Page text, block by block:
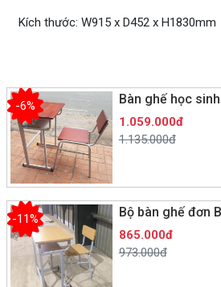
Kích thước: W915 x D452 x H1830mm
Bàn ghế học
-6%
1.059.000đ
1.135.000đ
Bộ bàn ghế đơn
-11%
865.000đ
973.000đ